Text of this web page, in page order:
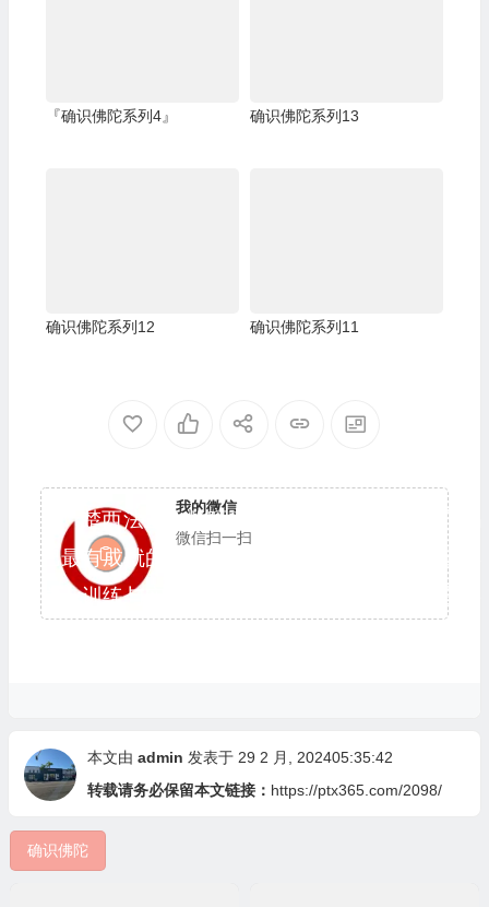
楚西法王（雅旺确吉罗多）是当代藏密宁玛
巴最有成就的大师之一，也是藏传佛教中切实博
学、训练与实修之仅存硕师之一，他是许多主要
『确识佛陀系列4』 确识佛陀系列13
确识佛陀系列12 确识佛陀系列11
我的微信
微信扫一扫
本文由 admin 发表于 29 2 月, 202405:35:42
转载请务必保留本文链接： https://ptx365.com/2098/
确识佛陀